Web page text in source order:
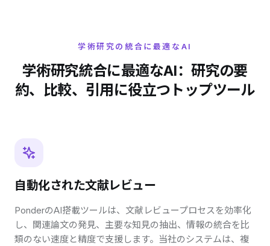
学術研究の統合に最適なAI
学術研究統合に最適なAI：研究の要
約、比較、引用に役立つトップツール
自動化された文献レビュー
PonderのAI搭載ツールは、文献レビュープロセスを効率化
し、関連論文の発見、主要な知見の抽出、情報の統合を比
類のない速度と精度で支援します。当社のシステムは、複